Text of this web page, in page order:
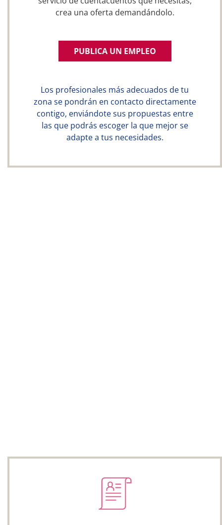
crea una oferta demandándolo.
PUBLICA UN EMPLEO
Los profesionales más adecuados de tu
zona se pondrán en contacto directamente
contigo, enviándote sus propuestas entre
las que podrás escoger la que mejor se
adapte a tus necesidades.